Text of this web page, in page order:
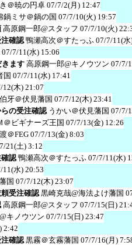
＠暁の円卓 07/7/2(月) 12:47
鍋ミサ＠鍋の国 07/7/10(火) 19:57
高原鋼一郎@スタッフ 07/7/10(火)
確認 鴨瀬高次＠すたっふ 07/7/11(
07/7/11(水) 15:06
きます 高原鋼一郎@キノウツン 07/7/
国 07/7/11(水) 17:41
12(木) 21:07
伯牙＠伏見藩国 07/7/12(木) 23:41
の受注確認 うかい＠伏見藩国 07/7/
＠ビギナーズ王国 07/7/13(金) 12:26
＠FEG07/7/13(金) 8:03
21(土) 3:12
認 鴨瀬高次＠すたっふ 07/7/11(水)
11(水) 20:53
国 07/7/12(木) 23:07
受注確認 黒崎克哉@海法よけ藩国
高原鋼一郎@スタッフ 07/7/15(日)
キノウツン 07/7/15(日) 23:47
2:42
確認 黒霧＠玄霧藩国 07/7/16(月)